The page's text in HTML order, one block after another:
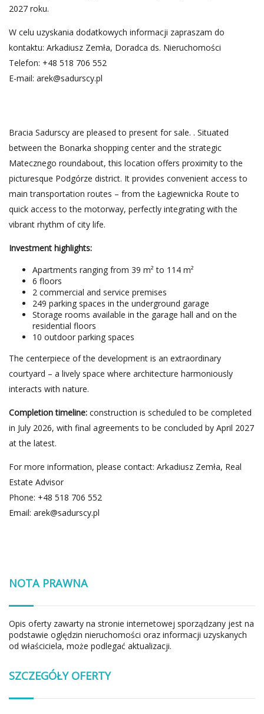
2027 roku.
W celu uzyskania dodatkowych informacji zapraszam do
kontaktu: Arkadiusz Zemła, Doradca ds. Nieruchomości
Telefon: +48 518 706 552
E-mail: arek@sadurscy.pl
Bracia Sadurscy are pleased to present for sale. . Situated
between the Bonarka shopping center and the strategic
Matecznego roundabout, this location offers proximity to the
picturesque Podgórze district. It provides convenient access to
main transportation routes – from the Łagiewnicka Route to
quick access to the motorway, perfectly integrating with the
vibrant rhythm of city life.
Investment highlights:
Apartments ranging from 39 m² to 114 m²
6 floors
2 commercial and service premises
249 parking spaces in the underground garage
Storage rooms available in the garage hall and on the
residential floors
10 outdoor parking spaces
The centerpiece of the development is an extraordinary
courtyard – a lively space where architecture harmoniously
interacts with nature.
Completion timeline: construction is scheduled to be completed
in July 2026, with final agreements to be concluded by April 2027
at the latest.
For more information, please contact: Arkadiusz Zemła, Real
Estate Advisor
Phone: +48 518 706 552
Email: arek@sadurscy.pl
NOTA PRAWNA
Opis oferty zawarty na stronie internetowej sporządzany jest na
podstawie oględzin nieruchomości oraz informacji uzyskanych
od właściciela, może podlegać aktualizacji.
SZCZEGÓŁY OFERTY